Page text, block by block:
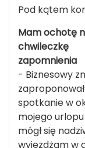
Pod kątem
Mam ochotę
chwileczkę
zapomnienia
- Biznesowy
spotkanie w
mojego
mógł się
wyjeżdżam w